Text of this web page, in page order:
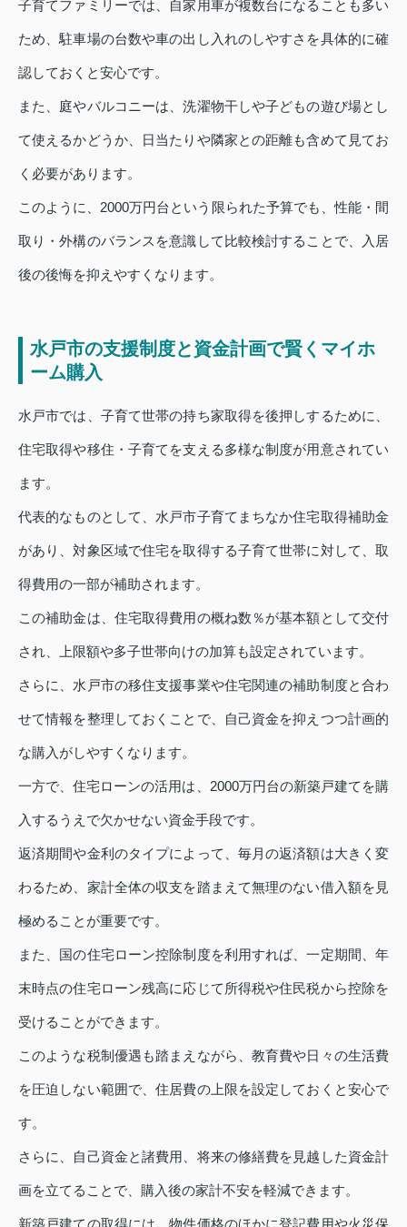
子育てファミリーでは、自家用車が複数台になることも多い
ため、駐車場の台数や車の出し入れのしやすさを具体的に確
認しておくと安心です。
また、庭やバルコニーは、洗濯物干しや子どもの遊び場とし
て使えるかどうか、日当たりや隣家との距離も含めて見てお
く必要があります。
このように、2000万円台という限られた予算でも、性能・間
取り・外構のバランスを意識して比較検討することで、入居
後の後悔を抑えやすくなります。
水戸市の支援制度と資金計画で賢くマイホ
ーム購入
水戸市では、子育て世帯の持ち家取得を後押しするために、
住宅取得や移住・子育てを支える多様な制度が用意されてい
ます。
代表的なものとして、水戸市子育てまちなか住宅取得補助金
があり、対象区域で住宅を取得する子育て世帯に対して、取
得費用の一部が補助されます。
この補助金は、住宅取得費用の概ね数％が基本額として交付
され、上限額や多子世帯向けの加算も設定されています。
さらに、水戸市の移住支援事業や住宅関連の補助制度と合わ
せて情報を整理しておくことで、自己資金を抑えつつ計画的
な購入がしやすくなります。
一方で、住宅ローンの活用は、2000万円台の新築戸建てを購
入するうえで欠かせない資金手段です。
返済期間や金利のタイプによって、毎月の返済額は大きく変
わるため、家計全体の収支を踏まえて無理のない借入額を見
極めることが重要です。
また、国の住宅ローン控除制度を利用すれば、一定期間、年
末時点の住宅ローン残高に応じて所得税や住民税から控除を
受けることができます。
このような税制優遇も踏まえながら、教育費や日々の生活費
を圧迫しない範囲で、住居費の上限を設定しておくと安心で
す。
さらに、自己資金と諸費用、将来の修繕費を見越した資金計
画を立てることで、購入後の家計不安を軽減できます。